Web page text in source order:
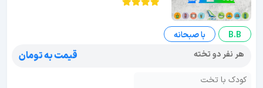
B.B
با صبحانه
هر نفر دو تخته
قیمت به تومان
کودک با تخت